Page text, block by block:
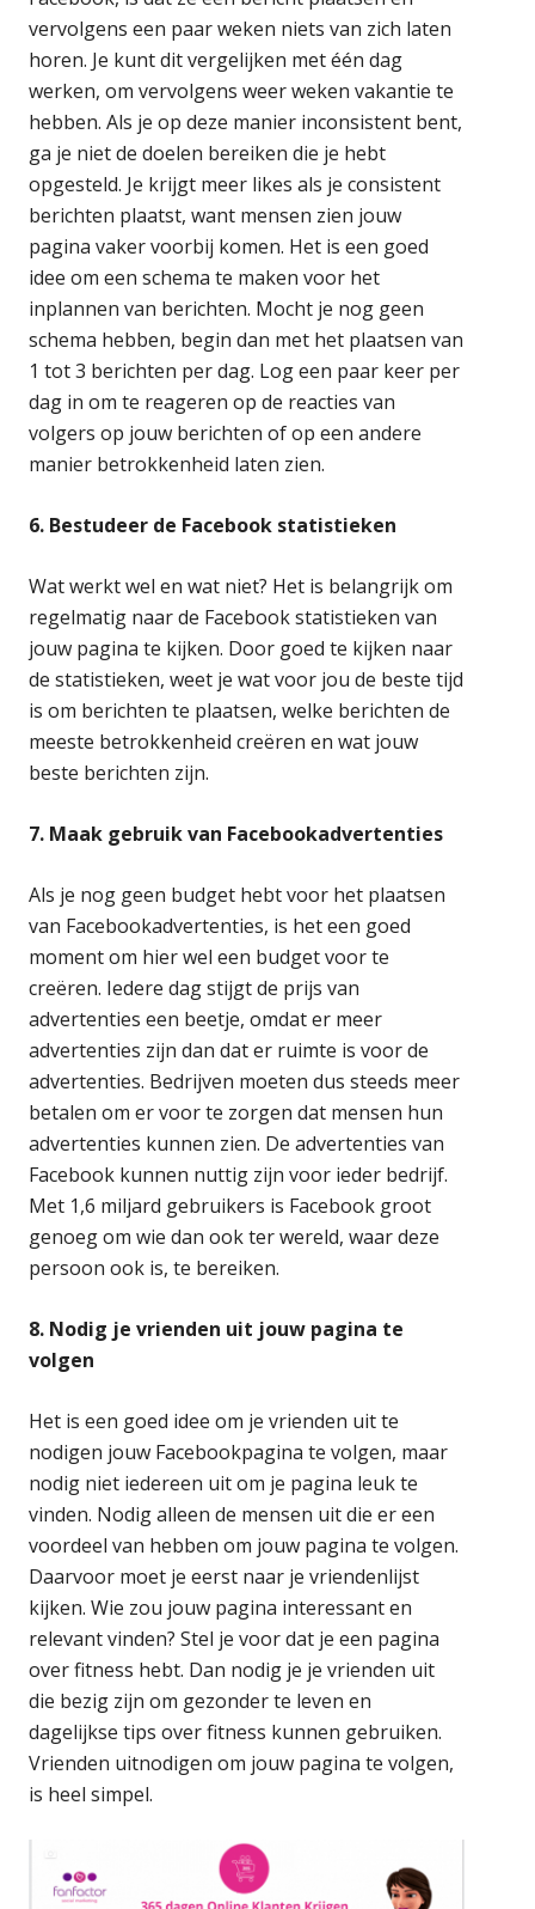
vervolgens een paar weken niets van zich laten
horen. Je kunt dit vergelijken met één dag
werken, om vervolgens weer weken vakantie te
hebben. Als je op deze manier inconsistent bent,
ga je niet de doelen bereiken die je hebt
opgesteld. Je krijgt meer likes als je consistent
berichten plaatst, want mensen zien jouw
pagina vaker voorbij komen. Het is een goed
idee om een schema te maken voor het
inplannen van berichten. Mocht je nog geen
schema hebben, begin dan met het plaatsen van
1 tot 3 berichten per dag. Log een paar keer per
dag in om te reageren op de reacties van
volgers op jouw berichten of op een andere
manier betrokkenheid laten zien.
6. Bestudeer de Facebook statistieken
Wat werkt wel en wat niet? Het is belangrijk om
regelmatig naar de Facebook statistieken van
jouw pagina te kijken. Door goed te kijken naar
de statistieken, weet je wat voor jou de beste tijd
is om berichten te plaatsen, welke berichten de
meeste betrokkenheid creëren en wat jouw
beste berichten zijn.
7. Maak gebruik van Facebookadvertenties
Als je nog geen budget hebt voor het plaatsen
van Facebookadvertenties, is het een goed
moment om hier wel een budget voor te
creëren. Iedere dag stijgt de prijs van
advertenties een beetje, omdat er meer
advertenties zijn dan dat er ruimte is voor de
advertenties. Bedrijven moeten dus steeds meer
betalen om er voor te zorgen dat mensen hun
advertenties kunnen zien. De advertenties van
Facebook kunnen nuttig zijn voor ieder bedrijf.
Met 1,6 miljard gebruikers is Facebook groot
genoeg om wie dan ook ter wereld, waar deze
persoon ook is, te bereiken.
8. Nodig je vrienden uit jouw pagina te
volgen
Het is een goed idee om je vrienden uit te
nodigen jouw Facebookpagina te volgen, maar
nodig niet iedereen uit om je pagina leuk te
vinden. Nodig alleen de mensen uit die er een
voordeel van hebben om jouw pagina te volgen.
Daarvoor moet je eerst naar je vriendenlijst
kijken. Wie zou jouw pagina interessant en
relevant vinden? Stel je voor dat je een pagina
over fitness hebt. Dan nodig je je vrienden uit
die bezig zijn om gezonder te leven en
dagelijkse tips over fitness kunnen gebruiken.
Vrienden uitnodigen om jouw pagina te volgen,
is heel simpel.